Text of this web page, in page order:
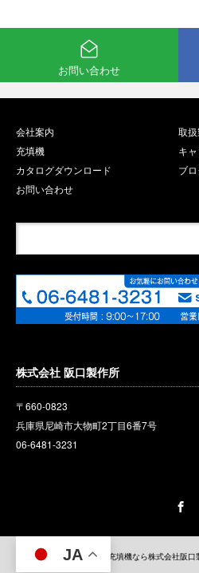
お問い合わせ
会社案内
取
充填機
キ
カタログダウンロード
ブ
お問い合わせ
株式会社 阪口製作所
〒660-0823
兵庫県尼崎市大物町2丁目6番7号
06-6481-3231
Copyright © 充填機なら株式会社阪口
JA